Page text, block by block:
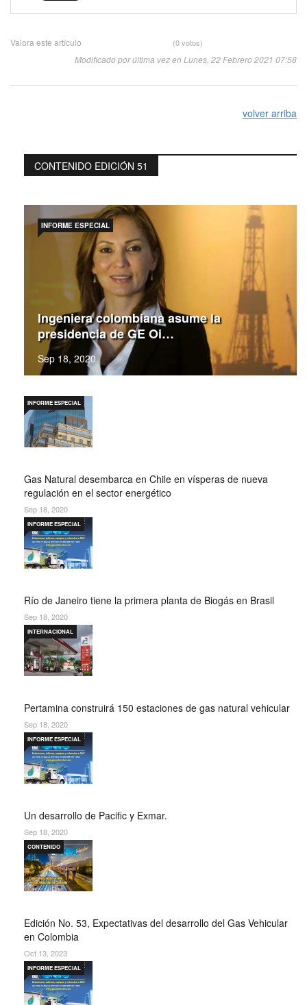
Valora este artículo (0 votos)
Modificado por última vez en Lunes, 22 Febrero 2021 07:58
volver arriba
CONTENIDO EDICIÓN 51
Ingeniera colombiana asume la
presidencia de GE Oi…
Sep 18, 2020
INFORME ESPECIAL
Gas Natural desembarca en Chile en vísperas de nueva
regulación en el sector energético
INFORME ESPECIAL
Sep 18, 2020
Río de Janeiro tiene la primera planta de Biogás en Brasil
INFORME ESPECIAL
Sep 18, 2020
Pertamina construirá 150 estaciones de gas natural vehicular
INTERNACIONAL
Sep 18, 2020
Un desarrollo de Pacific y Exmar.
INFORME ESPECIAL
Sep 18, 2020
Edición No. 53, Expectativas del desarrollo del Gas Vehicular
en Colombia
CONTENIDO
Oct 13, 2023
INFORME ESPECIAL